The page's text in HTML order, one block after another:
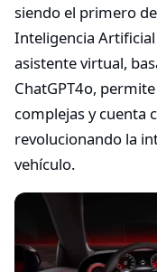
siendo el primero
Inteligencia
asistente virtual,
ChatGPT4o,
complejas y cuenta
revolucionando la
vehículo.